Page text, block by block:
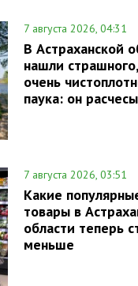
7 августа 2026, 04:31
В Астраханской
нашли
очень
паука: он
7 августа 2026, 03:51
Какие
товары в
области теперь
меньше